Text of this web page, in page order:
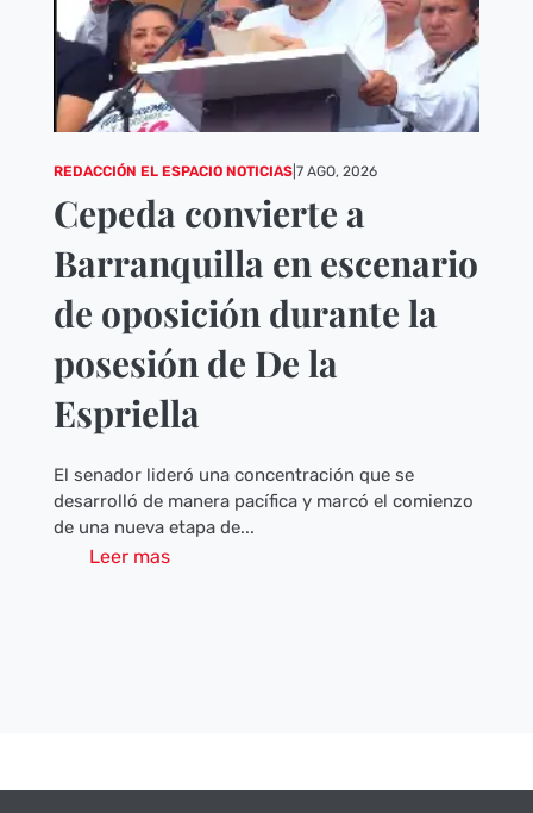
REDACCIÓN EL ESPACIO NOTICIAS| 7 AGO, 2026
Cepeda convierte a
Barranquilla en escenario
de oposición durante la
posesión de De la
Espriella
El senador lideró una concentración que se
desarrolló de manera pacífica y marcó el comienzo
de una nueva etapa de...
Leer mas